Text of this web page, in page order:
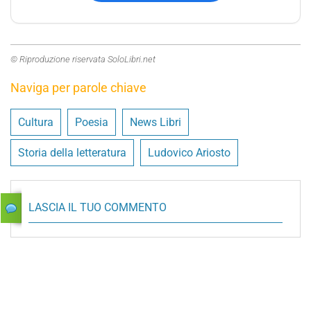
© Riproduzione riservata SoloLibri.net
Naviga per parole chiave
Cultura Poesia News Libri
Storia della letteratura Ludovico Ariosto
LASCIA IL TUO COMMENTO